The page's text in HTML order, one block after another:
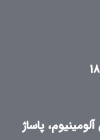
پاساژ